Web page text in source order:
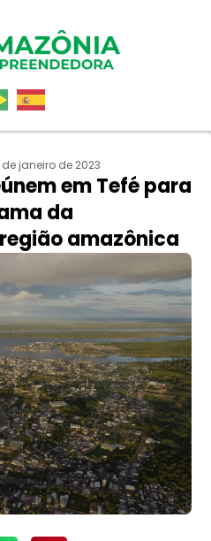
de janeiro de 2023
em Tefé para
da
amazônica